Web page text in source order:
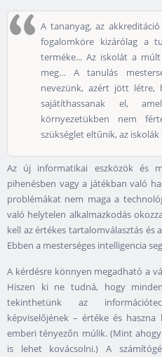
A tananyag, az
fogalomköre kizárólag a
terméke... Az iskolát a
meg… A tanulás
nevezünk, azért jött létre,
sajátíthassanak el,
környezetükben nem
szükséglet eltűnik, az
Az új informatikai eszközök és
pihenésben vagy a játékban való
problémákat nem maga a
való helytelen alkalmazkodás
kell az értékes tartalomválasztás és
Ebben a mesterséges intelligencia
A kérdésre könnyen megadható a
Hiszen ki ne tudná, hogy
tekinthetünk az
képviselőjének – értéke és
emberi tényezőn múlik. (Mint
is lehet kovácsolni.) A